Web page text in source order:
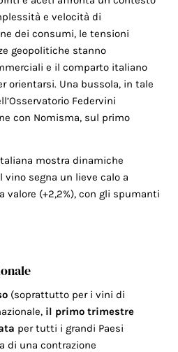
e velocità di
dei consumi, le tensioni
geopolitiche stanno
e il comparto italiano
orientarsi. Una bussola, in tale
Federvini
con Nomisma, sul primo
mostra dinamiche
segna un lieve calo a
valore (+2,2%), con gli spumanti
(soprattutto per i vini di
il primo trimestre
per tutti i grandi Paesi
di una contrazione